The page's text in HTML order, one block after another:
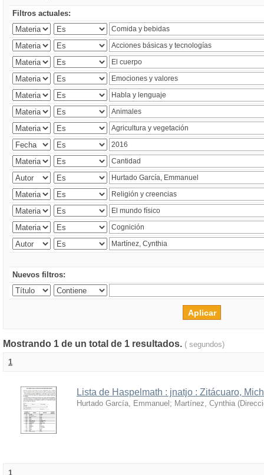
Filtros actuales:
Nuevos filtros:
Mostrando 1 de un total de 1 resultados. ( segundos)
1
Lista de Haspelmath : jnatjo : Zitácuaro,
Hurtado García, Emmanuel ; Martínez, Cynthia (
1